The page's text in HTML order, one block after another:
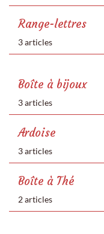
Range-lettres
3 articles
Boîte à bijoux
3 articles
Ardoise
3 articles
Boîte à Thé
2 articles